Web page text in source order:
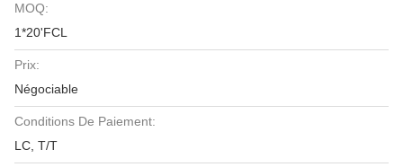
MOQ:
1*20'FCL
Prix:
Négociable
Conditions De Paiement:
LC, T/T